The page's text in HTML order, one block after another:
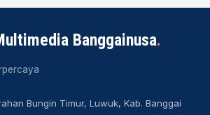
Banggainusa.
Bungin Timur, Luwuk, Kab. Banggai